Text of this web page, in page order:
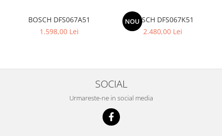
BOSCH DFS067A51
1.598,00 Lei
NOUBOSCH DFS067K51
2.480,00 Lei
SOCIAL
Urmareste-ne in social media